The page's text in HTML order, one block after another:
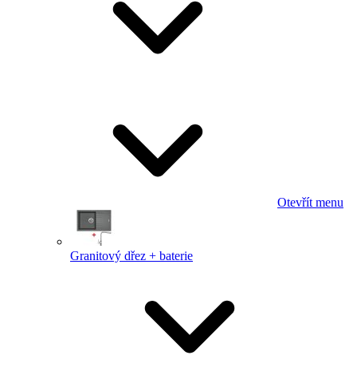
Otevřít menu
Granitový dřez + baterie